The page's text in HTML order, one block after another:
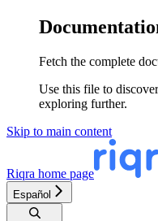
Fetch the complete
Use this file to
exploring further.
Skip to main content
Riqra home page
Español